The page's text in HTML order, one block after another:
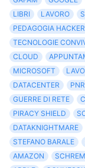
LIBRI
LAVORO
PEDAGOGIA HACKER
TECNOLOGIE
CLOUD
MICROSOFT
DATACENTER
GUERRE DI RETE
PIRACY SHIELD
DATAKNIGHTMARE
STEFANO BARALE
AMAZON